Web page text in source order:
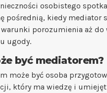
osobistego
pośrednią, kiedy mediator
porozumienia aż do
ugody.
być mediatorem?
może być osoba
który ma wiedzę i